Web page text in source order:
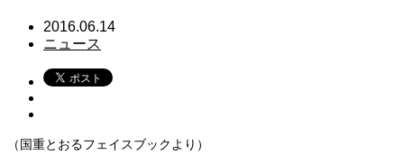
2016.06.14
ニュース
（国重とおるフェイスブックより）